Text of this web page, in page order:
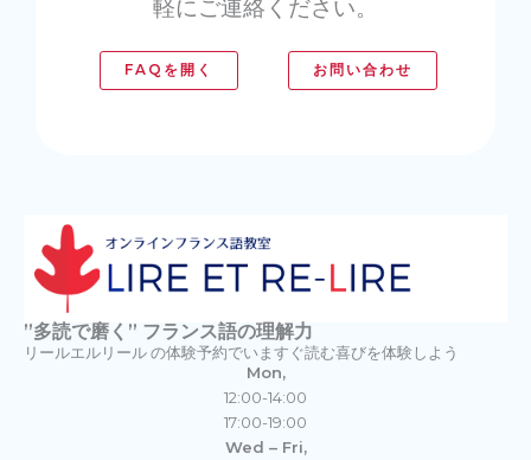
軽にご連絡ください。
FAQを開く お問い合わせ
”多読で磨く” フランス語の理解力
リールエルリール の体験予約でいますぐ読む喜びを体験しよう
Mon,
12:00-14:00
17:00-19:00
Wed – Fri,